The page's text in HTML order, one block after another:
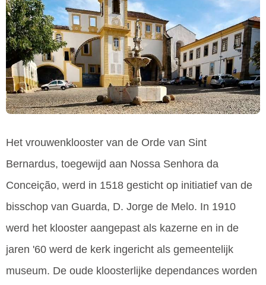
Het vrouwenklooster van de Orde van Sint
Bernardus, toegewijd aan Nossa Senhora da
Conceição, werd in 1518 gesticht op initiatief van de
bisschop van Guarda, D. Jorge de Melo. In 1910
werd het klooster aangepast als kazerne en in de
jaren '60 werd de kerk ingericht als gemeentelijk
museum. De oude kloosterlijke dependances worden